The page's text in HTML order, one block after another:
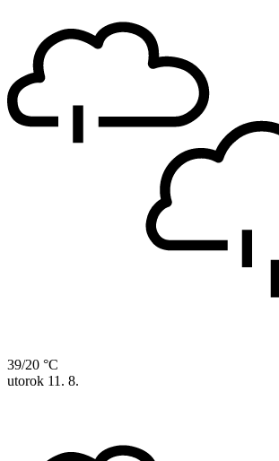
39/20 °C
utorok 11. 8.